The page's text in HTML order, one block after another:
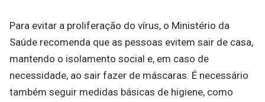
Para evitar a proliferação do vírus, o Ministério da
Saúde recomenda que as pessoas evitem sair de casa,
mantendo o isolamento social e, em caso de
necessidade, ao sair fazer de máscaras. É necessário
também seguir medidas básicas de higiene, como